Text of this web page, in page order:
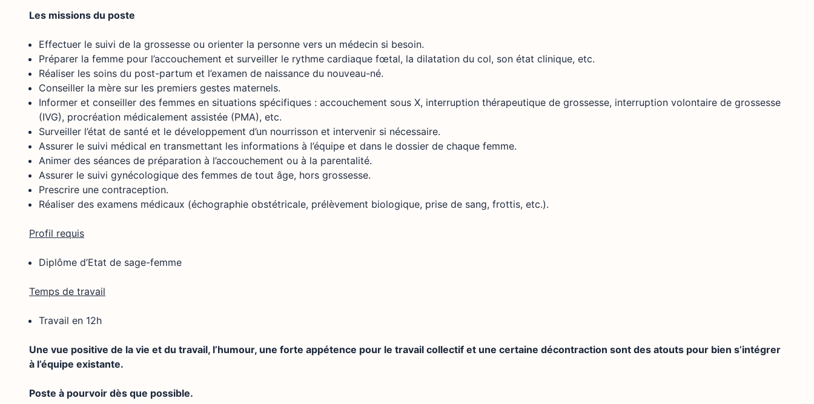
Les missions du poste
Effectuer le suivi de la grossesse ou orienter la personne vers un médecin si besoin.
Préparer la femme pour l’accouchement et surveiller le rythme cardiaque fœtal, la dilatation du col, son état clinique, etc.
Réaliser les soins du post-partum et l’examen de naissance du nouveau-né.
Conseiller la mère sur les premiers gestes maternels.
Informer et conseiller des femmes en situations spécifiques : accouchement sous X, interruption thérapeutique de grossesse, interruption volontaire de grossesse
(IVG), procréation médicalement assistée (PMA), etc.
Surveiller l’état de santé et le développement d’un nourrisson et intervenir si nécessaire.
Assurer le suivi médical en transmettant les informations à l’équipe et dans le dossier de chaque femme.
Animer des séances de préparation à l’accouchement ou à la parentalité.
Assurer le suivi gynécologique des femmes de tout âge, hors grossesse.
Prescrire une contraception.
Réaliser des examens médicaux (échographie obstétricale, prélèvement biologique, prise de sang, frottis, etc.).
Profil requis
Diplôme d’Etat de sage-femme
Temps de travail
Travail en 12h
Une vue positive de la vie et du travail, l’humour, une forte appétence pour le travail collectif et une certaine décontraction sont des atouts pour bien s’intégrer
à l’équipe existante.
Poste à pourvoir dès que possible.